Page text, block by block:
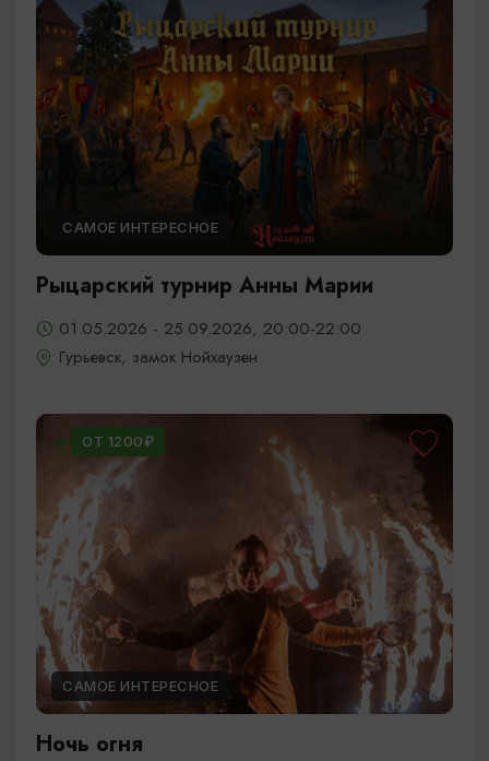
САМОЕ ИНТЕРЕСНОЕ
Рыцарский турнир Анны Марии
01.05.2026 - 25.09.2026, 20:00-22:00
Гурьевск, замок Нойхаузен
ОТ 1200₽
САМОЕ ИНТЕРЕСНОЕ
Ночь огня